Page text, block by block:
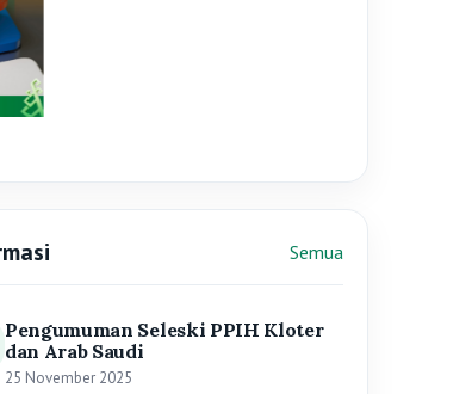
Jadwal dan Titik Lokasi Ujian
Mandiri BKN pada Seleksi
Kompetensi dengan CAT untuk
Seleksi Pengadaan PPPK bagi
Pelamar Tenaga Non ASN yang
Tinggi Madya dan Pratama
Surat Edaran Sekretaris Jenderal
Kementerian Agama Nomor SE.12